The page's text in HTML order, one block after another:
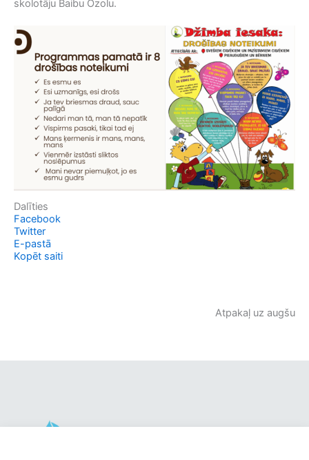
skolotāju Baibu Ozolu.
Dalīties
Facebook
Twitter
E-pastā
Kopēt saiti
Atpakaļ uz augšu